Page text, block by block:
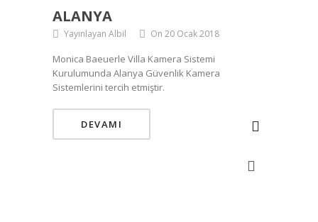
ALANYA
Yayınlayan Albil On 20 Ocak 2018
Monica Baeuerle Villa Kamera Sistemi
Kurulumunda Alanya Güvenlik Kamera
Sistemlerini tercih etmiştir.
DEVAMI